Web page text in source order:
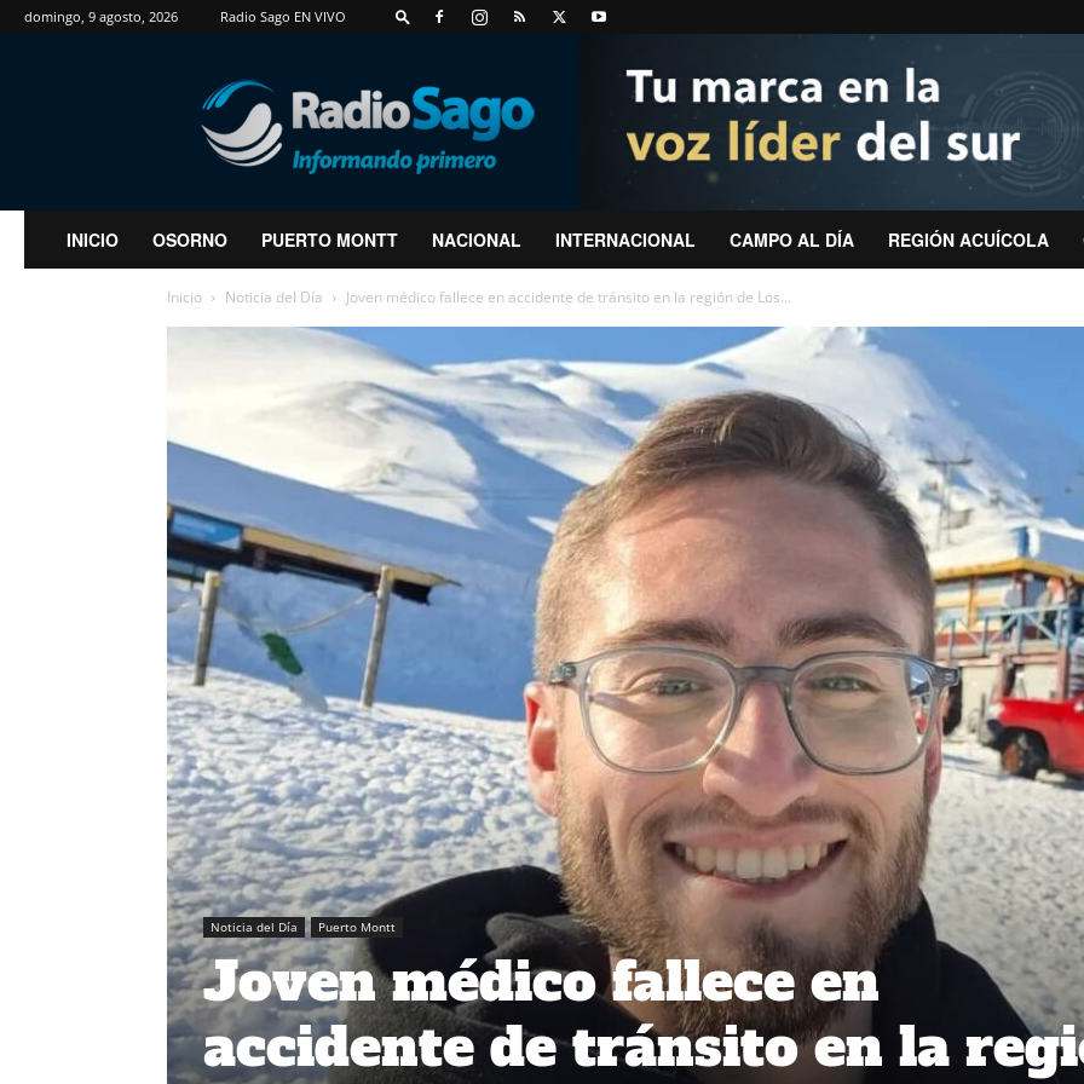
domingo, 9 agosto, 2026 Radio Sago EN VIVO
RadioSago
INICIO OSORNO PUERTO MONTT NACIONAL INTERNACIONAL CAMPO AL DÍA REGIÓN ACUÍCOLA
Inicio Noticia del Día Joven médico fallece en accidente de tránsito en la región de Los...
Noticia del Día Puerto Montt
Joven médico fallece en
accidente de tránsito en la